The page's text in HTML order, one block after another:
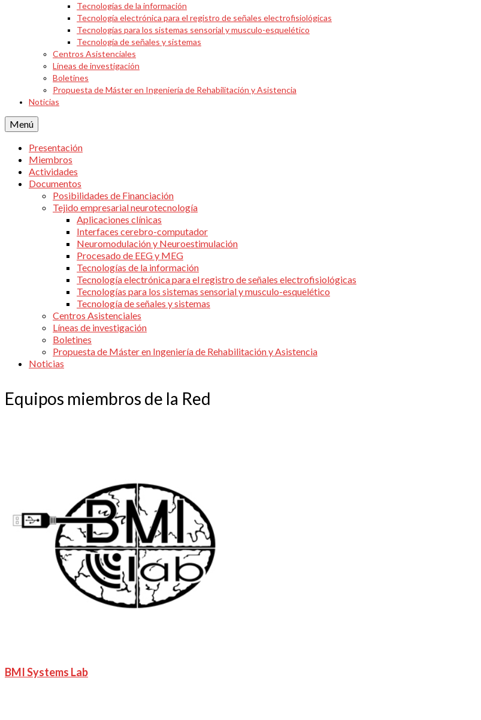
Tecnologías de la información
Tecnología electrónica para el registro de señales electrofisiológicas
Tecnologías para los sistemas sensorial y musculo-esquelético
Tecnología de señales y sistemas
Centros Asistenciales
Líneas de investigación
Boletines
Propuesta de Máster en Ingeniería de Rehabilitación y Asistencia
Noticias
Menú
Presentación
Miembros
Actividades
Documentos
Posibilidades de Financiación
Tejido empresarial neurotecnología
Aplicaciones clínicas
Interfaces cerebro-computador
Neuromodulación y Neuroestimulación
Procesado de EEG y MEG
Tecnologías de la información
Tecnología electrónica para el registro de señales electrofisiológicas
Tecnologías para los sistemas sensorial y musculo-esquelético
Tecnología de señales y sistemas
Centros Asistenciales
Líneas de investigación
Boletines
Propuesta de Máster en Ingeniería de Rehabilitación y Asistencia
Noticias
Equipos miembros de la Red
BMI Systems Lab